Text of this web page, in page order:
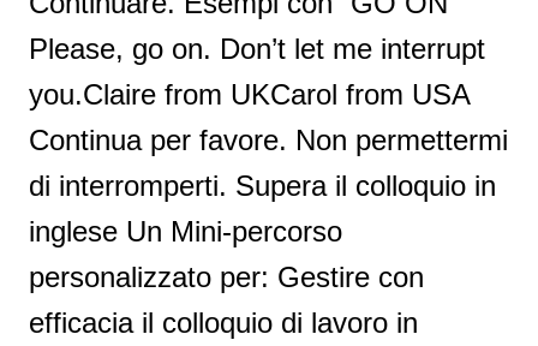
Please, go on. Don’t let me interrupt
you.Claire from UKCarol from USA
Continua per favore. Non permettermi
di interromperti. Supera il colloquio in
inglese Un Mini-percorso
personalizzato per: Gestire con
efficacia il colloquio di lavoro in